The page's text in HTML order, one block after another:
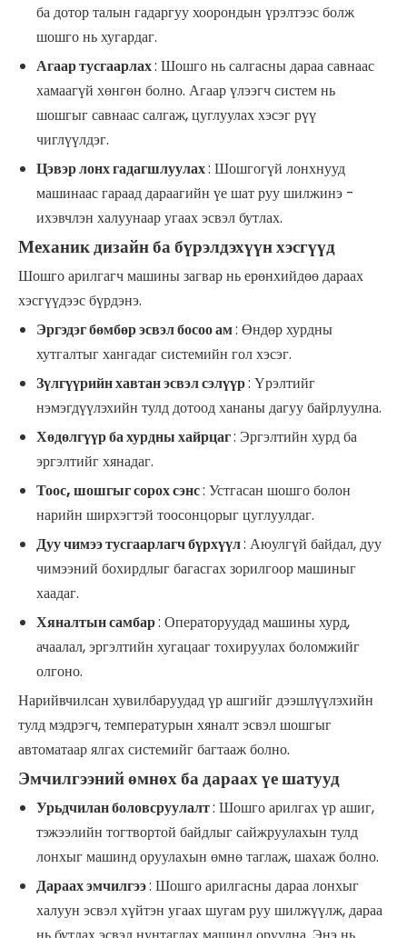
ба дотор талын гадаргуу хоорондын үрэлтээс болж
шошго нь хугардаг.
Агаар тусгаарлах: Шошго нь салгасны дараа савнаас
хамаагүй хөнгөн болно. Агаар үлээгч систем нь
шошгыг савнаас салгаж, цуглуулах хэсэг рүү
чиглүүлдэг.
Цэвэр лонх гадагшлуулах: Шошгогүй лонхнууд
машинаас гараад дараагийн үе шат руу шилжинэ -
ихэвчлэн халуунаар угаах эсвэл бутлах.
Механик дизайн ба бүрэлдэхүүн хэсгүүд
Шошго арилгагч машины загвар нь ерөнхийдөө дараах
хэсгүүдээс бүрдэнэ.
Эргэдэг бөмбөр эсвэл босоо ам: Өндөр хурдны
хутгалтыг хангадаг системийн гол хэсэг.
Зүлгүүрийн хавтан эсвэл сэлүүр: Үрэлтийг
нэмэгдүүлэхийн тулд дотоод хананы дагуу байрлуулна.
Хөдөлгүүр ба хурдны хайрцаг: Эргэлтийн хурд ба
эргэлтийг хянадаг.
Тоос, шошгыг сорох сэнс: Устгасан шошго болон
нарийн ширхэгтэй тоосонцорыг цуглуулдаг.
Дуу чимээ тусгаарлагч бүрхүүл: Аюулгүй байдал, дуу
чимээний бохирдлыг багасгах зорилгоор машиныг
хаадаг.
Хяналтын самбар: Операторуудад машины хурд,
ачаалал, эргэлтийн хугацааг тохируулах боломжийг
олгоно.
Нарийвчилсан хувилбаруудад үр ашгийг дээшлүүлэхийн
тулд мэдрэгч, температурын хяналт эсвэл шошгыг
автоматаар ялгах системийг багтааж болно.
Эмчилгээний өмнөх ба дараах үе шатууд
Урьдчилан боловсруулалт: Шошго арилгах үр ашиг,
тэжээлийн тогтвортой байдлыг сайжруулахын тулд
лонхыг машинд оруулахын өмнө таглаж, шахаж болно.
Дараах эмчилгээ: Шошго арилгасны дараа лонхыг
халуун эсвэл хүйтэн угаах шугам руу шилжүүлж, дараа